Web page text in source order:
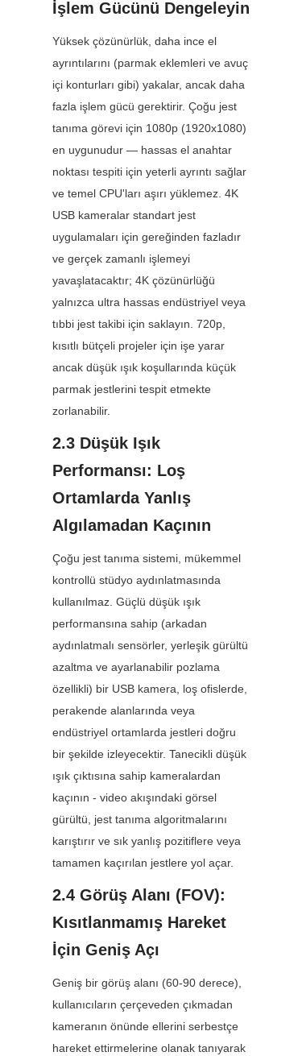
İşlem Gücünü Dengeleyin
Yüksek çözünürlük, daha ince el
ayrıntılarını (parmak eklemleri ve avuç
içi konturları gibi) yakalar, ancak daha
fazla işlem gücü gerektirir. Çoğu jest
tanıma görevi için 1080p (1920x1080)
en uygunudur — hassas el anahtar
noktası tespiti için yeterli ayrıntı sağlar
ve temel CPU'ları aşırı yüklemez. 4K
USB kameralar standart jest
uygulamaları için gereğinden fazladır
ve gerçek zamanlı işlemeyi
yavaşlatacaktır; 4K çözünürlüğü
yalnızca ultra hassas endüstriyel veya
tıbbi jest takibi için saklayın. 720p,
kısıtlı bütçeli projeler için işe yarar
ancak düşük ışık koşullarında küçük
parmak jestlerini tespit etmekte
zorlanabilir.
2.3 Düşük Işık
Performansı: Loş
Ortamlarda Yanlış
Algılamadan Kaçının
Çoğu jest tanıma sistemi, mükemmel
kontrollü stüdyo aydınlatmasında
kullanılmaz. Güçlü düşük ışık
performansına sahip (arkadan
aydınlatmalı sensörler, yerleşik gürültü
azaltma ve ayarlanabilir pozlama
özellikli) bir USB kamera, loş ofislerde,
perakende alanlarında veya
endüstriyel ortamlarda jestleri doğru
bir şekilde izleyecektir. Tanecikli düşük
ışık çıktısına sahip kameralardan
kaçının - video akışındaki görsel
gürültü, jest tanıma algoritmalarını
karıştırır ve sık yanlış pozitiflere veya
tamamen kaçırılan jestlere yol açar.
2.4 Görüş Alanı (FOV):
Kısıtlanmamış Hareket
İçin Geniş Açı
Geniş bir görüş alanı (60-90 derece),
kullanıcıların çerçeveden çıkmadan
kameranın önünde ellerini serbestçe
hareket ettirmelerine olanak tanıyarak